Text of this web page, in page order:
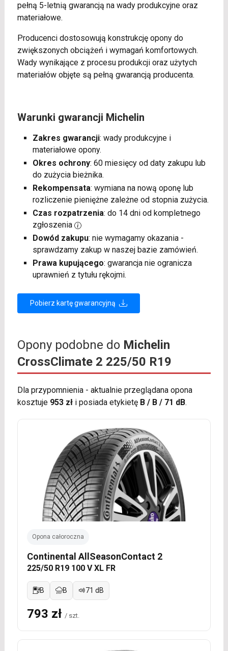
pełną 5-letnią gwarancją na wady produkcyjne oraz
materiałowe.
Producenci dostosowują konstrukcję opony do
zwiększonych obciążeń i wymagań komfortowych.
Wady wynikające z procesu produkcji oraz użytych
materiałów objęte są pełną gwarancją producenta.
Warunki gwarancji Michelin
Zakres gwarancji: wady produkcyjne i
materiałowe opony.
Okres ochrony: 60 miesięcy od daty zakupu lub
do zużycia bieżnika.
Rekompensata: wymiana na nową oponę lub
rozliczenie pieniężne zależne od stopnia zużycia.
Czas rozpatrzenia: do 14 dni od kompletnego
zgłoszenia
Dowód zakupu: nie wymagamy okazania -
sprawdzamy zakup w naszej bazie zamówień.
Prawa kupującego: gwarancja nie ogranicza
uprawnień z tytułu rękojmi.
Pobierz kartę gwarancyjną
Opony podobne do Michelin
CrossClimate 2 225/50 R19
Dla przypomnienia - aktualnie przeglądana opona
kosztuje 953 złi posiada etykietę B / B / 71 dB.
Opona całoroczna
Continental AllSeasonContact 2
225/50 R19 100 V XL FR
B B 71 dB
793 zł / szt.